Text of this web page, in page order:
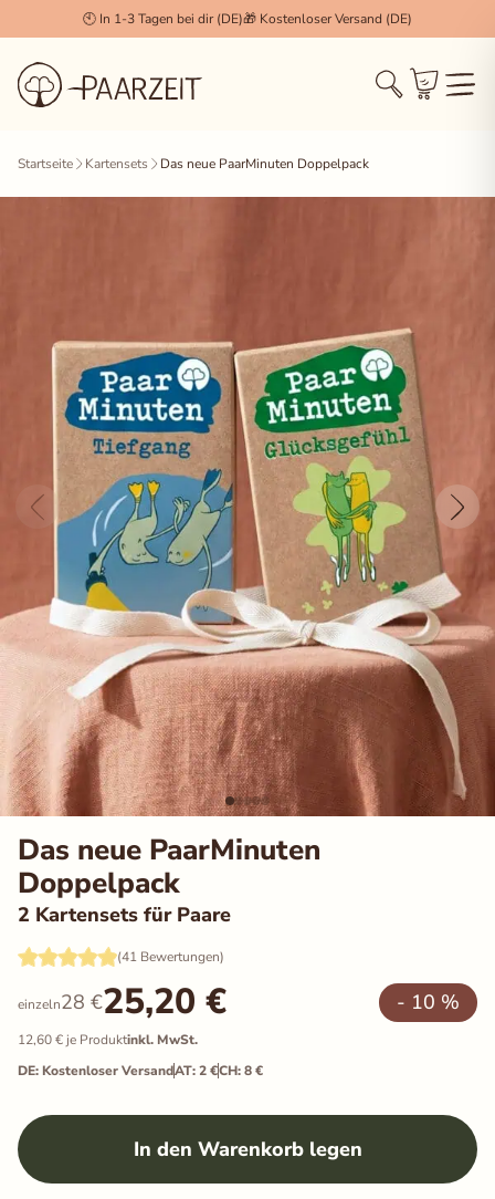
🕙 In 1-3 Tagen bei dir (DE)🎁 Kostenloser Versand (DE)
Startseite Kartensets Das neue PaarMinuten Doppelpack
Das neue PaarMinuten
Doppelpack
2 Kartensets für Paare
(41 Bewertungen)
einzeln28 €25,20 € - 10 %
12,60€ je Produktinkl. MwSt.
DE: Kostenloser VersandAT: 2 €CH: 8 €
In den Warenkorb legen
Cookie Einstellungen ×
Technisch notwendig (Essenziell)
Diese Cookies werden zwingend benötigt, damit die
Nutzerverhalten zu sammeln, um unseren Shop stetig
zu verbessern.
Marketing & Tracking
Wird verwendet, um dir für dich relevante Inhalte und
Werbung anzuzeigen (z.B. Facebook Pixel, Pinterest).
Auswahl speichern Alle akzeptieren